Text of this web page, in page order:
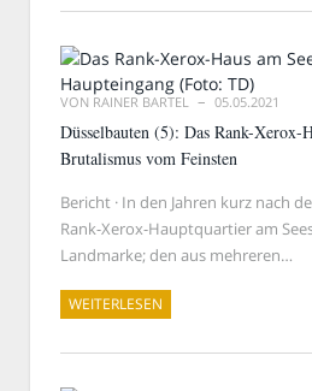
VON RAINER BARTEL 05.05.2021
Düsselbauten (5): Das Rank-Xerox-
Brutalismus vom Feinsten
Bericht · In den Jahren kurz nach
Rank-Xerox-Hauptquartier am
Landmarke; den aus mehreren…
WEITERLESEN